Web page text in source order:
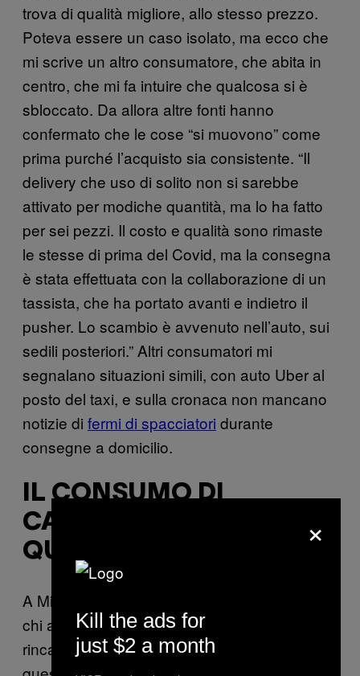
trova di qualità migliore, allo stesso prezzo.
Poteva essere un caso isolato, ma ecco che
mi scrive un altro consumatore, che abita in
centro, che mi fa intuire che qualcosa si è
sbloccato. Da allora altre fonti hanno
confermato che le cose “si muovono” come
prima purché l’acquisto sia consistente. “Il
delivery che uso di solito non si sarebbe
attivato per modiche quantità, ma lo ha fatto
per sei pezzi. Il costo e qualità sono rimaste
le stesse di prima del Covid, ma la consegna
è stata effettuata con la collaborazione di un
tassista, che ha portato avanti e indietro il
pusher. Lo scambio è avvenuto nell’auto, sui
sedili posteriori.” Altri consumatori mi
segnalano situazioni simili, con auto Uber al
posto del taxi, e sulla cronaca non mancano
notizie di fermi di spacciatori durante
consegne a domicilio.
IL CONSUMO DI
CANNABIS DURANTE LA
QUARANTENA
A Milano erba e fumo scarseggiano, e solo
chi autoproduce erbasembra è al riparo dai
rincari che si sono registrati da un mese a
×
Kill the ads for
just $2 a month